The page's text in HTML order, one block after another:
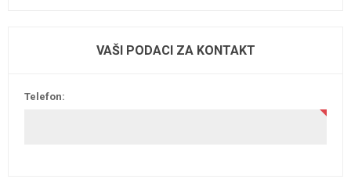
VAŠI PODACI ZA KONTAKT
Telefon: